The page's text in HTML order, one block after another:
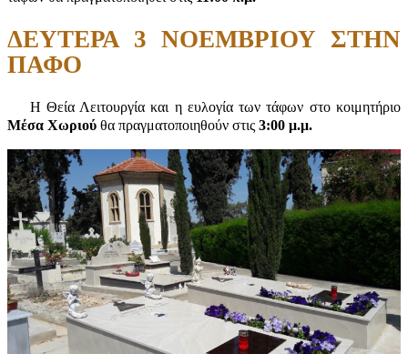
ΔΕΥΤΕΡΑ 3 ΝΟΕΜΒΡΙΟΥ ΣΤΗΝ
ΠΑΦΟ
Η Θεία Λειτουργία και η ευλογία των τάφων στο κοιμητήριο
Μέσα Χωριού θα πραγματοποιηθούν στις 3:00 μ.μ.